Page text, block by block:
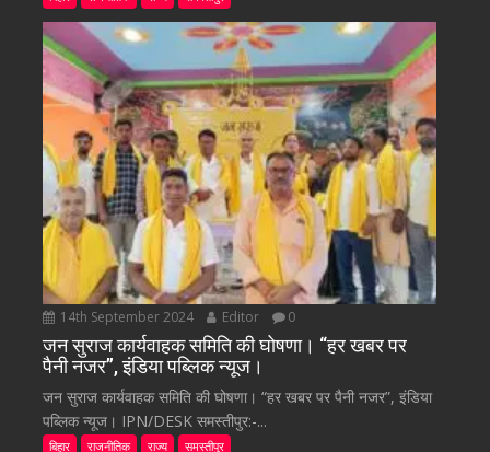
14th September 2024 Editor 0
जन सुराज कार्यवाहक समिति की घोषणा। “हर खबर पर
पैनी नजर”, इंडिया पब्लिक न्यूज।
जन सुराज कार्यवाहक समिति की घोषणा। “हर खबर पर पैनी नजर”, इंडिया
पब्लिक न्यूज। IPN/DESK समस्तीपुर:-...
बिहार राजनीतिक राज्य समस्तीपुर